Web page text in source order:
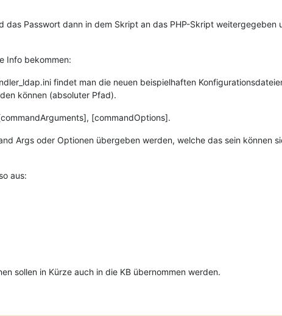
das Passwort dann in dem Skript an das PHP-Skript
Info bekommen:
findet man die neuen beispielhaften
können (absoluter Pfad).
[commandOptions].
Args oder Optionen übergeben werden, welche das sein können
aus:
sollen in Kürze auch in die KB übernommen werden.